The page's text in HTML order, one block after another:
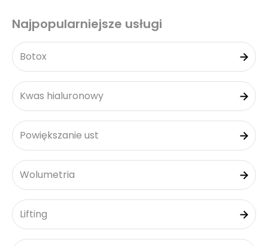
Najpopularniejsze usługi
Botox
Kwas hialuronowy
Powiększanie ust
Wolumetria
Lifting